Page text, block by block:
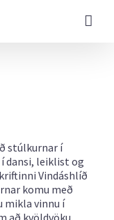
stúlkurnar í
dansi, leiklist og
Vindáshlíð
komu með
mikla vinnu í
að kvöldvöku.